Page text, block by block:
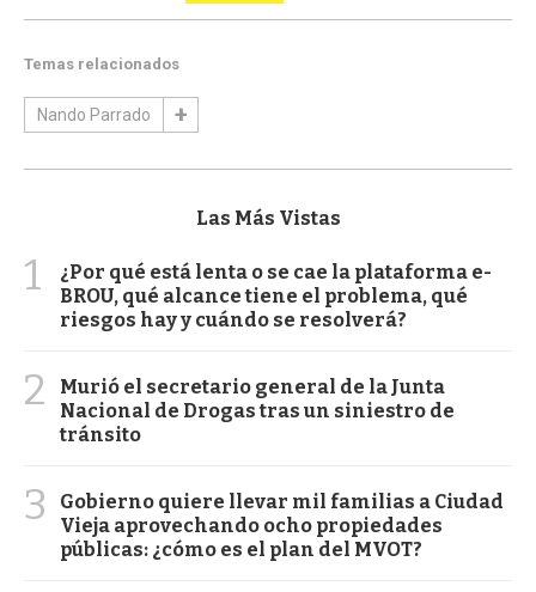
Temas relacionados
Nando Parrado
Las Más Vistas
1
¿Por qué está lenta o se cae la plataforma e-
BROU, qué alcance tiene el problema, qué
riesgos hay y cuándo se resolverá?
2
Murió el secretario general de la Junta
Nacional de Drogas tras un siniestro de
tránsito
3
Gobierno quiere llevar mil familias a Ciudad
Vieja aprovechando ocho propiedades
públicas: ¿cómo es el plan del MVOT?